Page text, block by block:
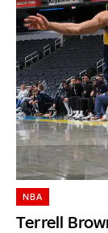
Terrell
NBA